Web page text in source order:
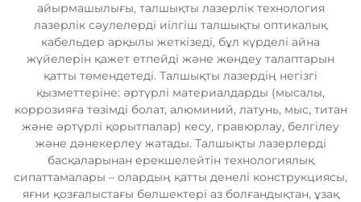
айырмашылығы, талшықты лазерлік технология
лазерлік сәулелерді иілгіш талшықты оптикалық
кабельдер арқылы жеткізеді, бұл күрделі айна
жүйелерін қажет етпейді және жөндеу талаптарын
қатты төмендетеді. Талшықты лазердің негізгі
қызметтеріне: әртүрлі материалдарды (мысалы,
коррозияға төзімді болат, алюминий, латунь, мыс, титан
және әртүрлі қорытпалар) кесу, гравюрлау, белгілеу
және дәнекерлеу жатады. Талшықты лазерлерді
басқаларынан ерекшелейтін технологиялық
сипаттамалары – олардың қатты денелі конструкциясы,
яғни қозғалыстағы бөлшектері аз болғандықтан, ұзақ